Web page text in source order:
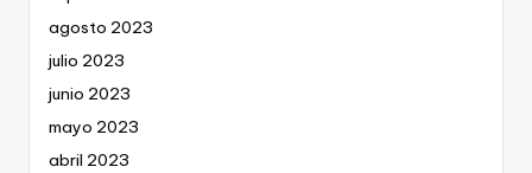
agosto 2023
julio 2023
junio 2023
mayo 2023
abril 2023